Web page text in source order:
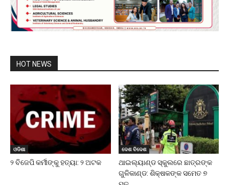
HOT NEWS
ଓଡିଶା
୨ ବିଜେପି କର୍ମୀଙ୍କୁ ହତ୍ୟା: ୨ ଅଟକ
ଦେଶ ବିଦେଶ
ଥାଇଲ୍ୟାଣ୍ଡ ସ୍କୁଲରେ ଛାତ୍ରଙ୍କ
ଗୁଳିକାଣ୍ଡ: ଶିକ୍ଷକଙ୍କ ସମେତ ୭